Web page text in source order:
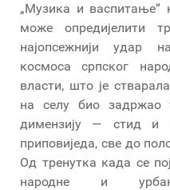
„Музика и васпитањe“
може опредијелити
најопсежнији удар
космоса српског
власти, што је
на селу био задржао
димензију — стид и
приповиједа, све до
Од тренутка када се
народне и